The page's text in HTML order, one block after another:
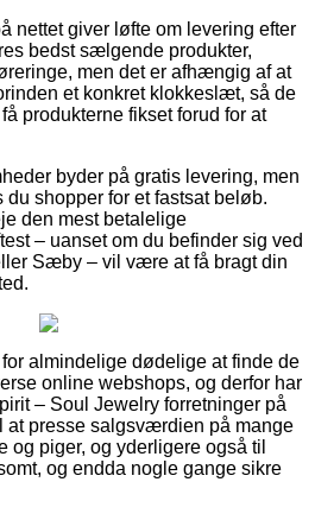
nettet giver løfte om levering efter
bedst sælgende produkter,
men det er afhængig af at
et konkret klokkeslæt, så de
produkterne fikset forud for at
byder på gratis levering, men
shopper for et fastsat beløb.
den mest betalelige
– uanset om du befinder sig ved
Sæby – vil være at få bragt din
almindelige dødelige at finde de
online webshops, og derfor har
– Soul Jewelry forretninger på
at presse salgsværdien på mange
og piger, og yderligere også til
og endda nogle gange sikre